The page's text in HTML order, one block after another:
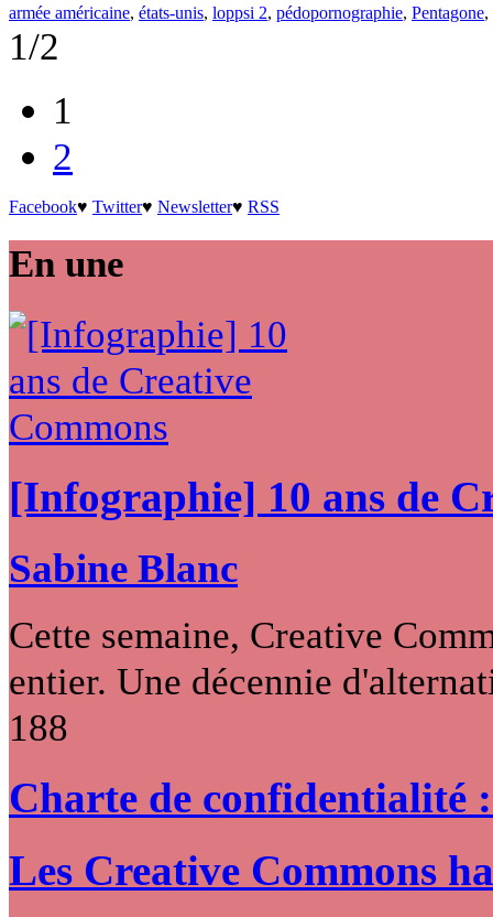
armée américaine, états-unis, loppsi 2, pédopornographie, Pentagone,
1/2
1
2
Facebook♥ Twitter♥ Newsletter♥ RSS
En une
[Infographie] 10 ans de
Sabine Blanc
Cette semaine, Creative
entier. Une décennie
188
Charte de confidentialité
Les Creative Commons